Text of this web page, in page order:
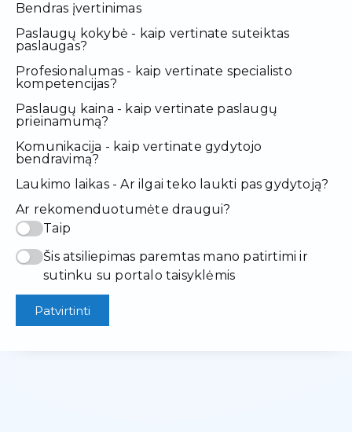
Bendras įvertinimas
Paslaugų kokybė - kaip vertinate suteiktas
paslaugas?
Profesionalumas - kaip vertinate specialisto
kompetencijas?
Paslaugų kaina - kaip vertinate paslaugų
prieinamumą?
Komunikacija - kaip vertinate gydytojo
bendravimą?
Laukimo laikas - Ar ilgai teko laukti pas gydytoją?
Ar rekomenduotumėte draugui?
Taip
Šis atsiliepimas paremtas mano patirtimi ir
sutinku su portalo taisyklėmis
Patvirtinti